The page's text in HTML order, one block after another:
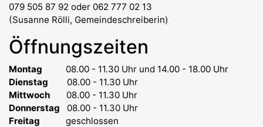
079 505 87 92 oder 062 777 02 13
(Susanne Rölli, Gemeindeschreiberin)
Öffnungszeiten
Montag 08.00 - 11.30 Uhr und 14.00 - 18.00 Uhr
Dienstag 08.00 - 11.30 Uhr
Mittwoch 08.00 - 11.30 Uhr
Donnerstag 08.00 - 11.30 Uhr
Freitag geschlossen